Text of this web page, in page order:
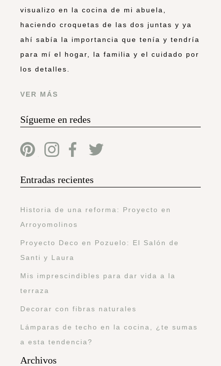
visualizo en la cocina de mi abuela,
haciendo croquetas de las dos juntas y ya
ahí sabía la importancia que tenía y tendría
para mí el hogar, la familia y el cuidado por
los detalles.
VER MÁS
Sígueme en redes
Entradas recientes
Historia de una reforma: Proyecto en
Arroyomolinos
Proyecto Deco en Pozuelo: El Salón de
Santi y Laura
Mis imprescindibles para dar vida a la
terraza
Decorar con fibras naturales
Lámparas de techo en la cocina, ¿te sumas
a esta tendencia?
Archivos